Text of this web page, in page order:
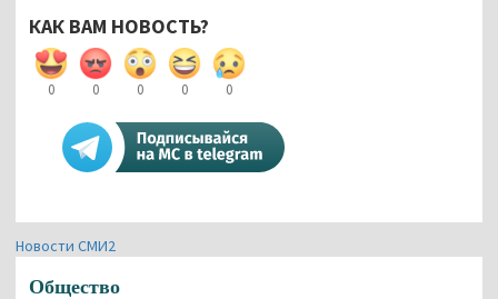
КАК ВАМ НОВОСТЬ?
0 0 0 0 0
Новости СМИ2
Общество